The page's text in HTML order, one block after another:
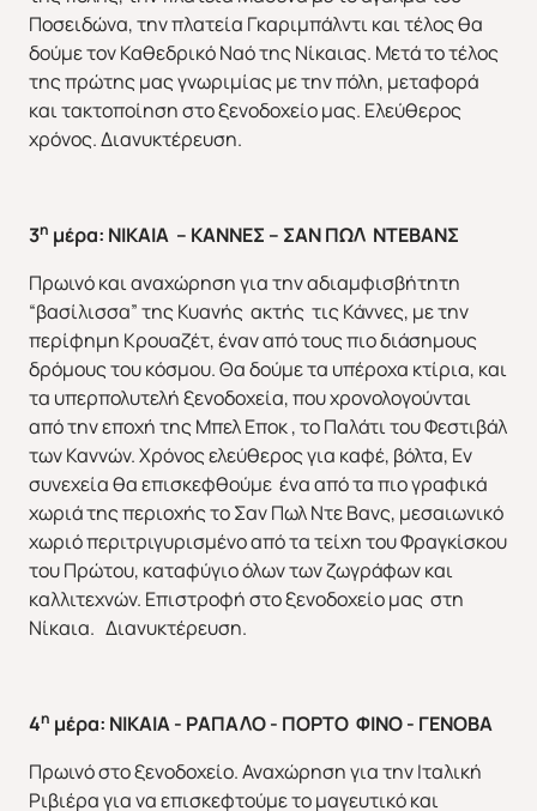
Ποσειδώνα, την πλατεία Γκαριμπάλντι και τέλος θα
δούμε τον Καθεδρικό Ναό της Νίκαιας. Μετά το τέλος
της πρώτης μας γνωριμίας με την πόλη, μεταφορά
και τακτοποίηση στο ξενοδοχείο μας. Ελεύθερος
χρόνος. Διανυκτέρευση.
3η μέρα: ΝΙΚΑΙΑ – ΚΑΝΝΕΣ – ΣΑΝ ΠΩΛ ΝΤΕΒΑΝΣ
Πρωινό και αναχώρηση για την αδιαμφισβήτητη
“βασίλισσα” της Κυανής ακτής τις Κάννες, με την
περίφημη Κρουαζέτ, έναν από τους πιο διάσημους
δρόμους του κόσμου. Θα δούμε τα υπέροχα κτίρια, και
τα υπερπολυτελή ξενοδοχεία, που χρονολογούνται
από την εποχή της Μπελ Εποκ , το Παλάτι του Φεστιβάλ
των Καννών. Χρόνος ελεύθερος για καφέ, βόλτα, Εν
συνεχεία θα επισκεφθούμε ένα από τα πιο γραφικά
χωριά της περιοχής το Σαν Πωλ Ντε Βανς, μεσαιωνικό
χωριό περιτριγυρισμένο από τα τείχη του Φραγκίσκου
του Πρώτου, καταφύγιο όλων των ζωγράφων και
καλλιτεχνών. Επιστροφή στο ξενοδοχείο μας στη
Νίκαια. Διανυκτέρευση.
4η μέρα: ΝΙΚΑΙΑ - ΡΑΠΑΛΟ - ΠΟΡΤΟ ΦΙΝΟ - ΓΕΝΟΒΑ
Πρωινό στο ξενοδοχείο. Αναχώρηση για την Ιταλική
Ριβιέρα για να επισκεφτούμε το μαγευτικό και